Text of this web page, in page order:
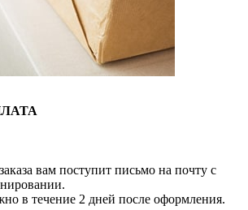
вам поступит письмо на почту с
в течение 2 дней после оформления.